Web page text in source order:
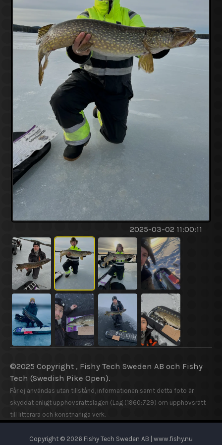
2025-03-02 11:00:11
©2025 Copyright , Fishy Tech Sweden AB och Fishy
Tech (Swedish Pike Open).
Får ej användas utan tillstånd, informationen samt detta foto är
skyddat enligt upphovsrättslagen (Lag (1960:729) om upphovsrätt
till litterära och konstnärliga verk.
Copyright © 2026 Fishy Tech Sweden AB | www.fishy.nu